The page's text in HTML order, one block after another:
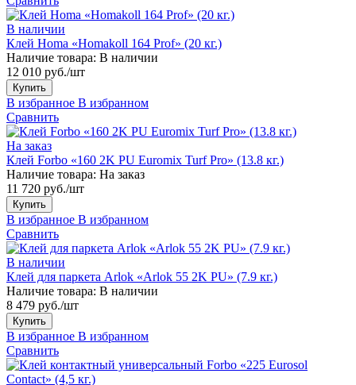
В наличии
Клей Homa «Homakoll 164 Prof» (20 кг.)
Наличие товара: В наличии
12 010 руб./шт
Купить
В избранное В избранном
Сравнить
На заказ
Клей Forbo «160 2K PU Euromix Turf Pro» (13.8 кг.)
Наличие товара: На заказ
11 720 руб./шт
Купить
В избранное В избранном
Сравнить
В наличии
Клей для паркета Arlok «Arlok 55 2K PU» (7.9 кг.)
Наличие товара: В наличии
8 479 руб./шт
Купить
В избранное В избранном
Сравнить